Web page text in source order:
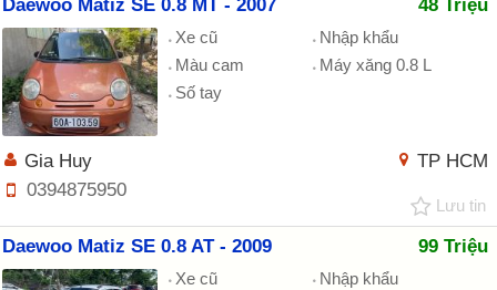
Daewoo Matiz SE 0.8 MT - 2007 48 Triệu
Xe cũ
Nhập khẩu
Màu cam
Máy xăng 0.8 L
Số tay
TP HCM
Gia Huy
0394875950
Lưu tin
Daewoo Matiz SE 0.8 AT - 2009 99 Triệu
Xe cũ
Nhập khẩu